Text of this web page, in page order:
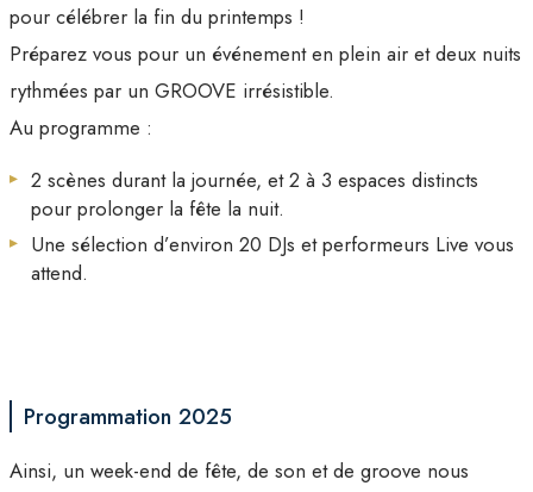
pour célébrer la fin du printemps !
Préparez vous pour un événement en plein air et deux nuits
rythmées par un GROOVE irrésistible.
Au programme :
2 scènes durant la journée, et 2 à 3 espaces distincts
pour prolonger la fête la nuit.
Une sélection d’environ 20 DJs et performeurs Live vous
attend.
Programmation 2025
Ainsi, un week-end de fête, de son et de groove nous